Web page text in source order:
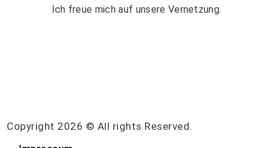
Ich freue mich auf unsere Vernetzung.
Copyright 2026 © All rights Reserved.